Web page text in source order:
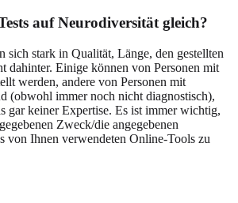
auf Neurodiversität gleich?
sich stark in Qualität, Länge, den gestellten
dahinter. Einige können von Personen mit
werden, andere von Personen mit
(obwohl immer noch nicht diagnostisch),
gar keiner Expertise. Es ist immer wichtig,
Zweck/die angegebenen
von Ihnen verwendeten Online-Tools zu